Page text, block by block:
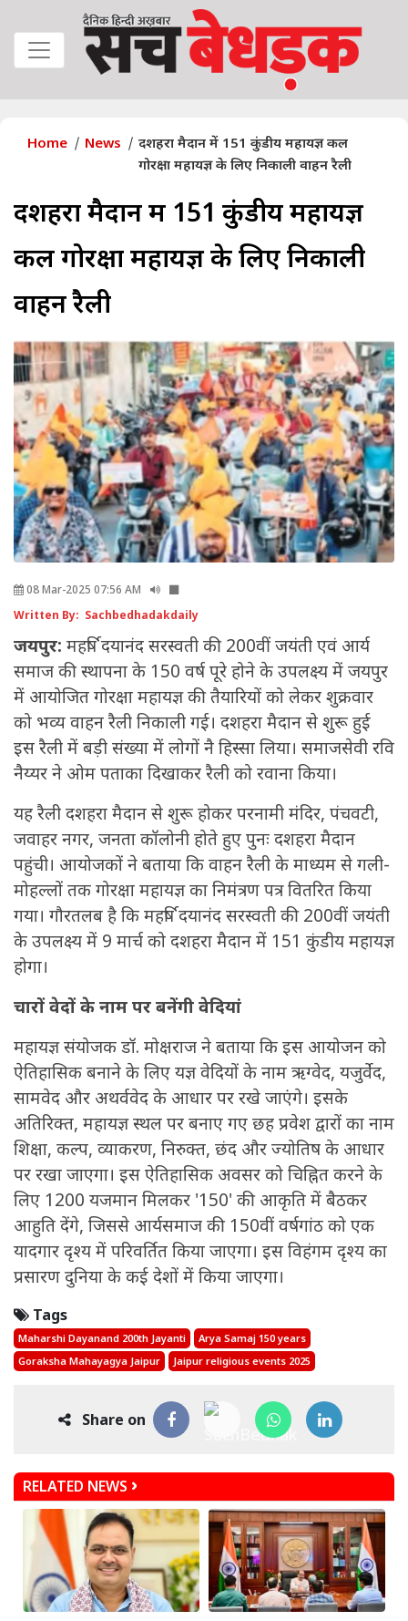
Home News
दशहरा मैदान में 151 कुंडीय महायज्ञ कल
गोरक्षा महायज्ञ के लिए निकाली वाहन रैली
दशहरा मैदान में 151 कुंडीय महायज्ञ
कल गोरक्षा महायज्ञ के लिए निकाली
वाहन रैली
08 Mar-2025 07:56 AM
Written By: Sachbedhadakdaily
जयपुर: महर्षि दयानंद सरस्वती की 200वीं जयंती एवं आर्य
समाज की स्थापना के 150 वर्ष पूरे होने के उपलक्ष्य में जयपुर
में आयोजित गोरक्षा महायज्ञ की तैयारियों को लेकर शुक्रवार
को भव्य वाहन रैली निकाली गई। दशहरा मैदान से शुरू हुई
इस रैली में बड़ी संख्या में लोगों नै हिस्सा लिया। समाजसेवी रवि
नैय्यर ने ओम पताका दिखाकर रैली को रवाना किया।
यह रैली दशहरा मैदान से शुरू होकर परनामी मंदिर, पंचवटी,
जवाहर नगर, जनता कॉलोनी होते हुए पुनः दशहरा मैदान
पहुंची। आयोजकों ने बताया कि वाहन रैली के माध्यम से गली-
मोहल्लों तक गोरक्षा महायज्ञ का निमंत्रण पत्र वितरित किया
गया। गौरतलब है कि महर्षि दयानंद सरस्वती की 200वीं जयंती
के उपलक्ष्य में 9 मार्च को दशहरा मैदान में 151 कुंडीय महायज्ञ
होगा।
चारों वेदों के नाम पर बनेंगी वेदियां
महायज्ञ संयोजक डॉ. मोक्षराज ने बताया कि इस आयोजन को
ऐतिहासिक बनाने के लिए यज्ञ वेदियों के नाम ऋग्वेद, यजुर्वेद,
सामवेद और अथर्ववेद के आधार पर रखे जाएंगे। इसके
अतिरिक्त, महायज्ञ स्थल पर बनाए गए छह प्रवेश द्वारों का नाम
शिक्षा, कल्प, व्याकरण, निरुक्त, छंद और ज्योतिष के आधार
पर रखा जाएगा। इस ऐतिहासिक अवसर को चिह्नित करने के
लिए 1200 यजमान मिलकर '150' की आकृति में बैठकर
आहुति देंगे, जिससे आर्यसमाज की 150वीं वर्षगांठ को एक
यादगार दृश्य में परिवर्तित किया जाएगा। इस विहंगम दृश्य का
प्रसारण दुनिया के कई देशों में किया जाएगा।
Tags
Maharshi Dayanand 200th Jayanti
Arya Samaj 150 years
Goraksha Mahayagya Jaipur
Jaipur religious events 2025
Share on
RELATED NEWS